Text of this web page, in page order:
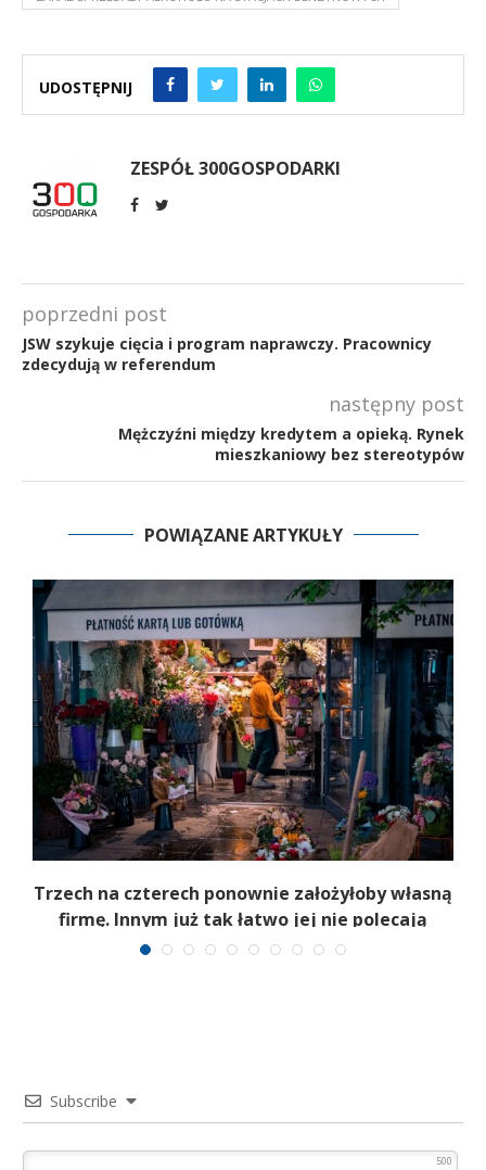
UDOSTĘPNIJ
ZESPÓŁ 300GOSPODARKI
poprzedni post
JSW szykuje cięcia i program naprawczy. Pracownicy
zdecydują w referendum
następny post
Mężczyźni między kredytem a opieką. Rynek
mieszkaniowy bez stereotypów
POWIĄZANE ARTYKUŁY
Trzech na czterech ponownie założyłoby własną
firmę. Innym już tak łatwo jej nie polecają
Subscribe
500